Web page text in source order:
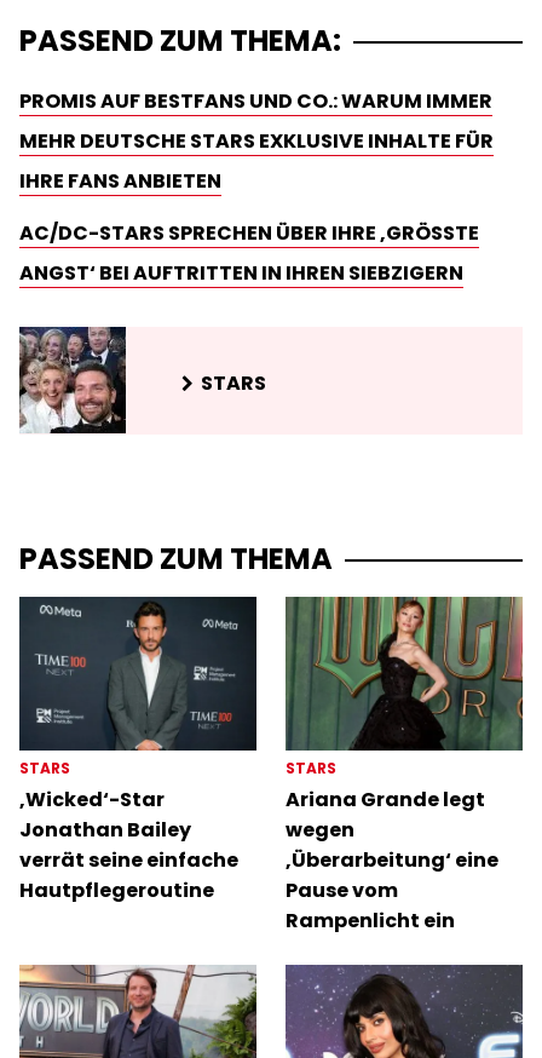
PASSEND ZUM THEMA:
PROMIS AUF BESTFANS UND CO.: WARUM IMMER
MEHR DEUTSCHE STARS EXKLUSIVE INHALTE FÜR
IHRE FANS ANBIETEN
AC/DC-STARS SPRECHEN ÜBER IHRE ‚GRÖSSTE A
NGST‘ BEI AUFTRITTEN IN IHREN SIEBZIGERN
STARS
PASSEND ZUM THEMA
STARS
‚Wicked‘-Star
Jonathan Bailey
verrät seine einfache
Hautpflegeroutine
STARS
Ariana Grande legt
wegen
‚Überarbeitung‘ eine
Pause vom
Rampenlicht ein